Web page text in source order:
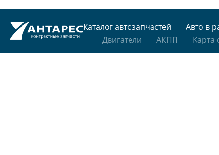
Каталог автозапчастей
Авто в
Двигатели
АКПП Карта